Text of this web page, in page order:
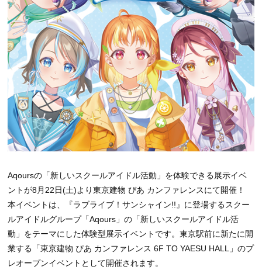
Aqoursの「新しいスクールアイドル活動」を体験できる展示イベ
ントが8月22日(土)より東京建物 ぴあ カンファレンスにて開催！
本イベントは、『ラブライブ！サンシャイン!!』に登場するスクー
ルアイドルグループ「Aqours」の「新しいスクールアイドル活
動」をテーマにした体験型展示イベントです。東京駅前に新たに開
業する「東京建物 ぴあ カンファレンス 6F TO YAESU HALL」のプ
レオープンイベントとして開催されます。